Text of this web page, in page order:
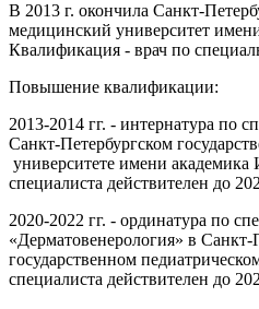
В 2013 г. окончила Санкт-
медицинский университет
Квалификация - врач по
Повышение квалификации:
2013-2014 гг. - интернатура по
Санкт-Петербургском
университете имени
специалиста действителен до
2020-2022 гг. - ординатура по
«Дерматовенерология» в Санкт-
государственном
специалиста действителен до